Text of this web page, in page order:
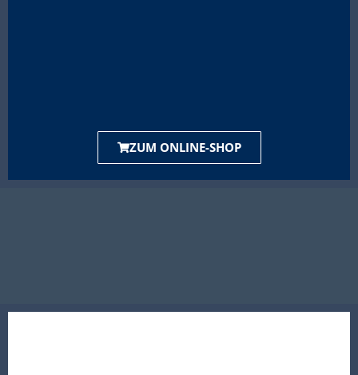
ZUM ONLINE-SHOP